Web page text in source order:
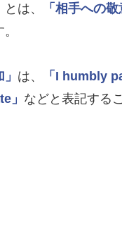
とは、
「相手への
は、 「I humbly
」 などと表記する